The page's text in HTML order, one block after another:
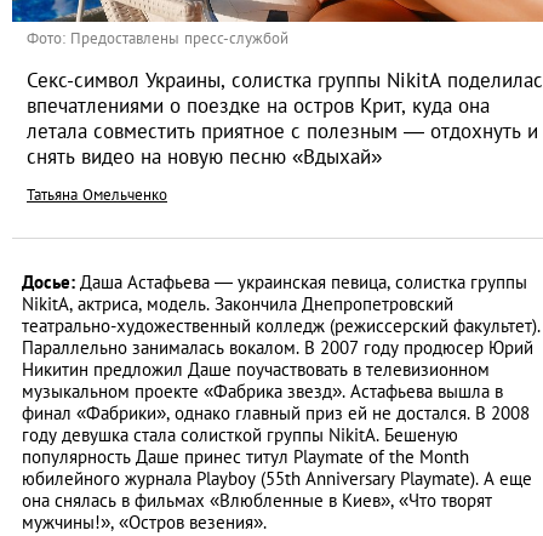
Фото: Предоставлены пресс-службой
Секс-символ Украины, солистка группы NikitA
впечатлениями о поездке на остров Крит, куда она
летала совместить приятное с полезным — отдохнуть и
снять видео на новую песню «Вдыхай»
Татьяна Омельченко
Досье: Даша Астафьева — украинская певица, солистка группы
NikitA, актриса, модель. Закончила Днепропетровский
театрально-художественный колледж (режиссерский факультет).
Параллельно занималась вокалом. В 2007 году продюсер Юрий
Никитин предложил Даше поучаствовать в телевизионном
музыкальном проекте «Фабрика звезд». Астафьева вышла в
финал «Фабрики», однако главный приз ей не достался. В 2008
году девушка стала солисткой группы NikitA. Бешеную
популярность Даше принес титул Playmate of the Month
юбилейного журнала Playboy (55th Anniversary Playmate). А еще
она снялась в фильмах «Влюбленные в Киев», «Что творят
мужчины!», «Остров везения».